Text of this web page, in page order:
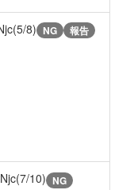
8) NG 報告
10) NG